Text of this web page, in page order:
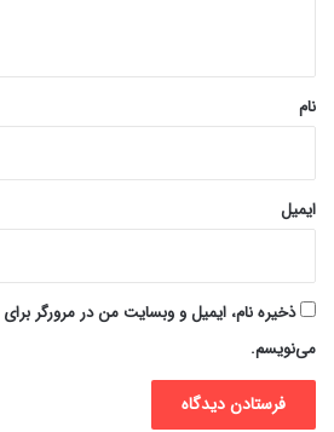
نام
ایمیل
ذخیره نام، ایمیل و وبسایت من در مرورگر
می‌نویسم.